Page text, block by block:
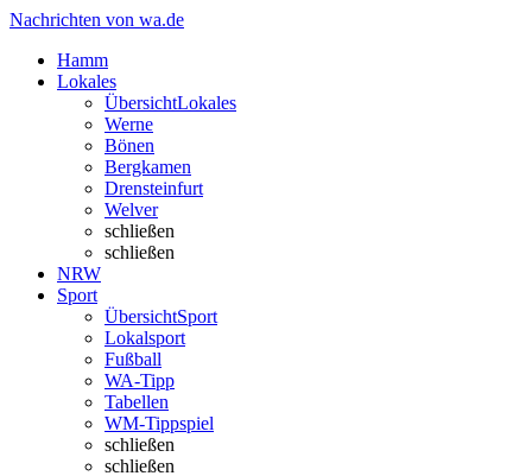
Nachrichten von wa.de
Hamm
Lokales
ÜbersichtLokales
Werne
Bönen
Bergkamen
Drensteinfurt
Welver
schließen
schließen
NRW
Sport
ÜbersichtSport
Lokalsport
Fußball
WA-Tipp
Tabellen
WM-Tippspiel
schließen
schließen